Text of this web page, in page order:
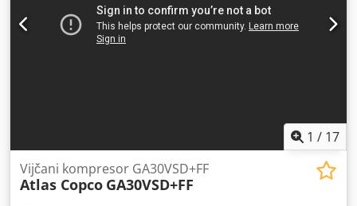
vetrobransko staklo, grejanje, puna kabina,
1 / 17
Vijčani kompresor GA30VSD+FF
Atlas Copco GA30VSD+FF